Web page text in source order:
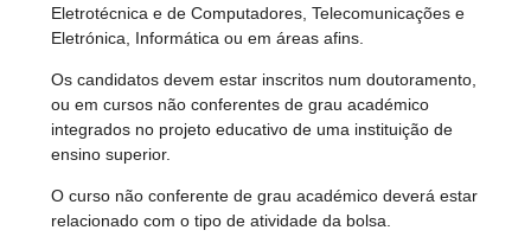
Eletrotécnica e de Computadores, Telecomunicações e
Eletrónica, Informática ou em áreas afins.
Os candidatos devem estar inscritos num doutoramento,
ou em cursos não conferentes de grau académico
integrados no projeto educativo de uma instituição de
ensino superior.
O curso não conferente de grau académico deverá estar
relacionado com o tipo de atividade da bolsa.